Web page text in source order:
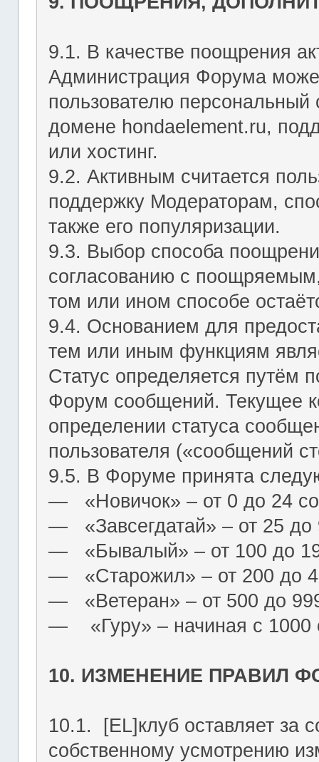
9.1. В качестве поощрения
Администрация Форума
пользователю персональный
домене hondaelement.ru,
или хостинг.
9.2. Активным считается
поддержку Модераторам,
также его популяризации.
9.3. Выбор способа
согласованию с
том или ином способе
9.4. Основанием для
тем или иным функциям
Статус определяется путём
Форум сообщений. Текущее
определении статуса
пользователя («сообщений
9.5. В Форуме принята
― «Новичок» – от 0 до 24
― «Завсегдатай» – от 25 до
― «Бывалый» – от 100 до
― «Старожил» – от 200 до
― «Ветеран» – от 500 до
― «Гуру» – начиная с 1000
10. ИЗМЕНЕНИЕ ПРАВИЛ
10.1. [EL]клуб оставляет за
собственному усмотрению